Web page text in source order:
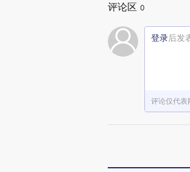
评论区 0
登录后发
评论仅代表